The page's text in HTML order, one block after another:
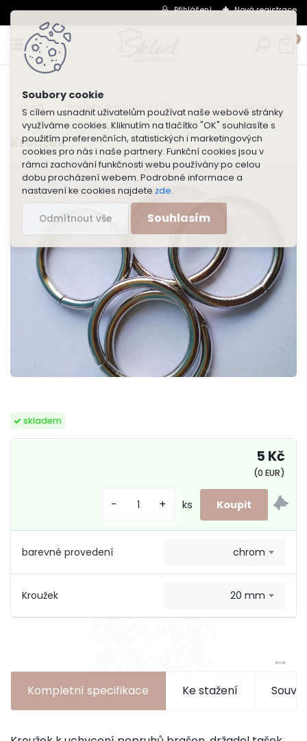
S cílem usnadnit uživatelům používat naše webové stránky
využíváme cookies. Kliknutím na tlačítko "OK" souhlasíte s
použitím preferenčních, statistických i marketingových
cookies pro nás i naše partnery. Funkční cookies jsou v
rámci zachování funkčnosti webu používány po celou
dobu procházení webem. Podrobné informace a
nastavení ke cookies najdete zde.
Odmítnout vše Souhlasím
Přihlášení Nová registrace
0
Úvod Potřeby pro práci s kůží Kovová galanterie
Kroužek
skladem
barevné provedení chrom
Kroužek 20 mm
5 Kč
(0 EUR)
- + ks
Kompletní specifikace Ke stažení